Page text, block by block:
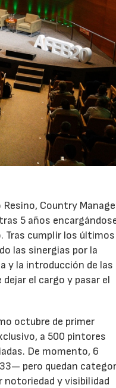
Country
5 años
Tras cumplir los últimos
las sinergias por la
y la introducción de las
el cargo y pasar el
octubre de primer
a 500 pintores
De momento, 6
pero quedan
notoriedad y visibilidad